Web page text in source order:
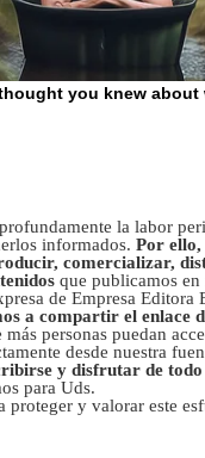
la labor
informados. Por ello,
comercializar,
que publicamos en
de Empresa Editora
a compartir el enlace
más personas puedan
desde nuestra
y disfrutar de todo
para Uds.
proteger y valorar este